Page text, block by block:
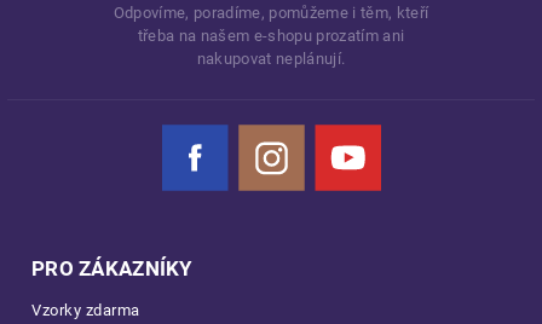
Odpovíme, poradíme, pomůžeme i těm, kteří
třeba na našem e-shopu prozatím ani
nakupovat neplánují.
Facebook Instagram YouTube
PRO ZÁKAZNÍKY
Vzorky zdarma